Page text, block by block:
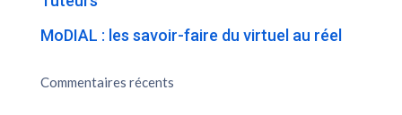
MoDIAL : les savoir-faire du virtuel au réel
Commentaires récents